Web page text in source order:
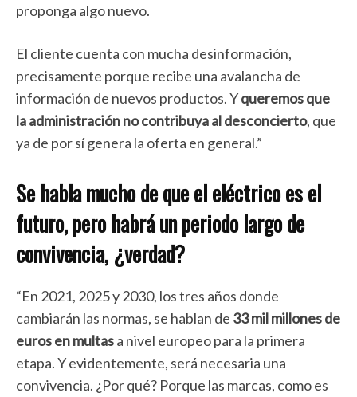
proponga algo nuevo.
El cliente cuenta con mucha desinformación,
precisamente porque recibe una avalancha de
información de nuevos productos. Yqueremos que
la administración no contribuya al desconcierto, que
ya de por sí genera la oferta en general.”
Se habla mucho de que el eléctrico es el
futuro, pero habrá un periodo largo de
convivencia, ¿verdad?
“En 2021, 2025 y 2030, los tres años donde
cambiarán las normas, se hablan de 33 mil millones de
euros en multasa nivel europeo para la primera
etapa. Y evidentemente, será necesaria una
convivencia. ¿Por qué? Porque las marcas, como es